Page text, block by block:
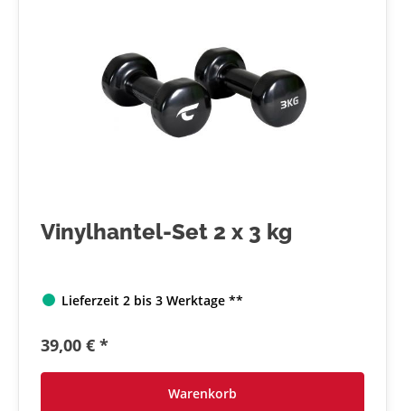
Vinylhantel-Set 2 x 3 kg
Lieferzeit 2 bis 3 Werktage **
39,00 € *
Warenkorb